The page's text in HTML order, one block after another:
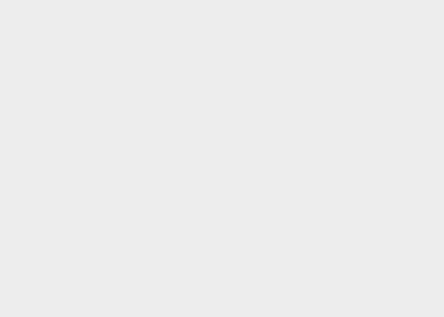
Du kannst es online anmalen, oder